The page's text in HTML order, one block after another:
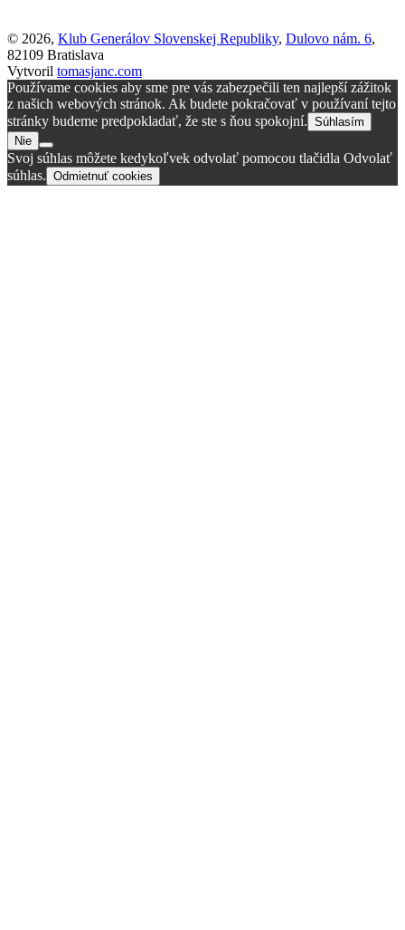
© 2026, Klub Generálov Slovenskej Republiky, Dulovo nám. 6,
82109 Bratislava
Vytvoril tomasjanc.com
Používame cookies aby sme pre vás zabezpečili ten najlepší zážitok
z našich webových stránok. Ak budete pokračovať v používaní tejto
stránky budeme predpokladať, že ste s ňou spokojní. Súhlasím
Nie
Svoj súhlas môžete kedykoľvek odvolať pomocou tlačidla Odvolať
súhlas. Odmietnuť cookies